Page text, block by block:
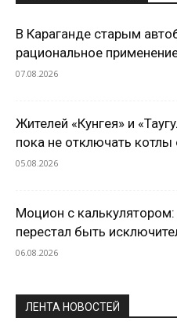
В Караганде старым
рациональное
07.08.2026
Жителей «Кунгея» и
пока не отключать котлы
05.08.2026
Моцион с
перестал быть
06.08.2026
ЛЕНТА НОВОСТЕЙ